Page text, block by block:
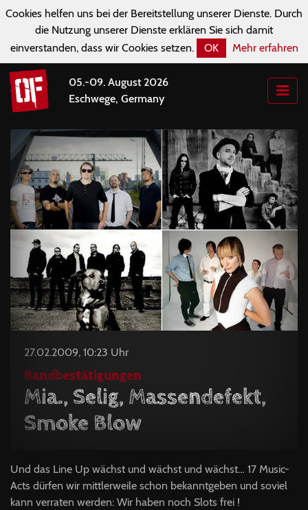
Cookies helfen uns bei der Bereitstellung unserer Dienste. Durch
die Nutzung unserer Dienste erklären Sie sich damit
einverstanden, dass wir Cookies setzen.
OK Mehr erfahren
05.-09. August 2026
Eschwege, Germany
27.02.2009, 10:23 Uhr
Bandbestätigungen
Mia., Selig, Massendefekt,
Smoke Blow
Und das Line Up wächst und wächst und wächst… 17 Music-
Acts dürfen wir mittlerweile schon bekanntgeben und soviel
kann verraten werden: Wir haben noch Slots frei !